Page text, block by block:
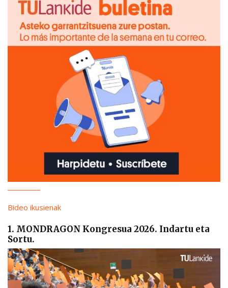
Bideo ikusienak
1. MONDRAGON Kongresua 2026. Indartu eta
Sortu.